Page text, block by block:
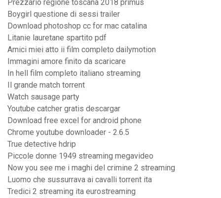
Prezzario regione toscana 2018 primus
Boygirl questione di sessi trailer
Download photoshop cc for mac catalina
Litanie lauretane spartito pdf
Amici miei atto ii film completo dailymotion
Immagini amore finito da scaricare
In hell film completo italiano streaming
Il grande match torrent
Watch sausage party
Youtube catcher gratis descargar
Download free excel for android phone
Chrome youtube downloader - 2.6.5
True detective hdrip
Piccole donne 1949 streaming megavideo
Now you see me i maghi del crimine 2 streaming
Luomo che sussurrava ai cavalli torrent ita
Tredici 2 streaming ita eurostreaming